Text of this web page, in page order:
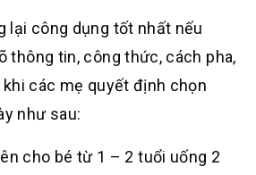
lại công dụng tốt nhất nếu
thông tin, công thức, cách pha,
các mẹ quyết định chọn
như sau:
cho bé từ 1 – 2 tuổi uống 2